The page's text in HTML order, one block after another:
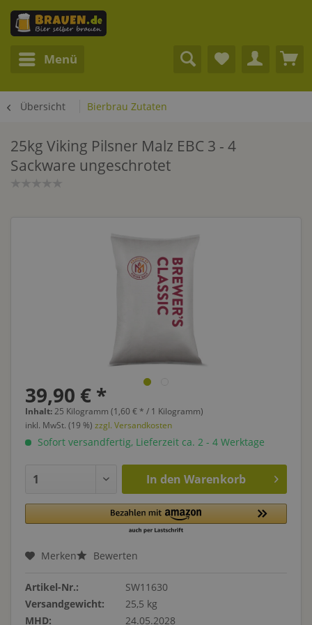
Menü
Übersicht Bierbrau Zutaten
25kg Viking Pilsner Malz EBC 3 - 4
Sackware ungeschrotet
39,90 € *
Inhalt:25 Kilogramm (1,60 € * / 1 Kilogramm)
inkl. MwSt. (19 %) zzgl. Versandkosten
Sofort versandfertig, Lieferzeit ca. 2 - 4 Werktage
In den Warenkorb
Merken Bewerten
Artikel-Nr.:
SW11630
Versandgewicht:
25,5 kg
MHD:
24.05.2028